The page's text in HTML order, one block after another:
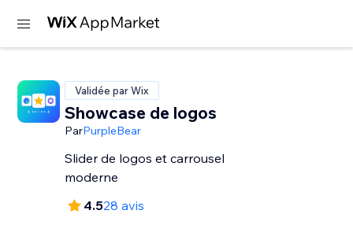
Validée par Wix
Showcase de logos
ParPurpleBear
Slider de logos et carrousel
moderne
4.528 avis